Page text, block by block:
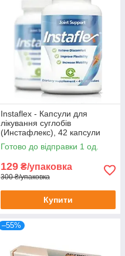
Instaflex - Капсули для
лікування суглобів
(Инстафлекс), 42 капсули
Готово до відправки 1 од.
129 ₴/упаковка
300 ₴/упаковка
Купити
–55%